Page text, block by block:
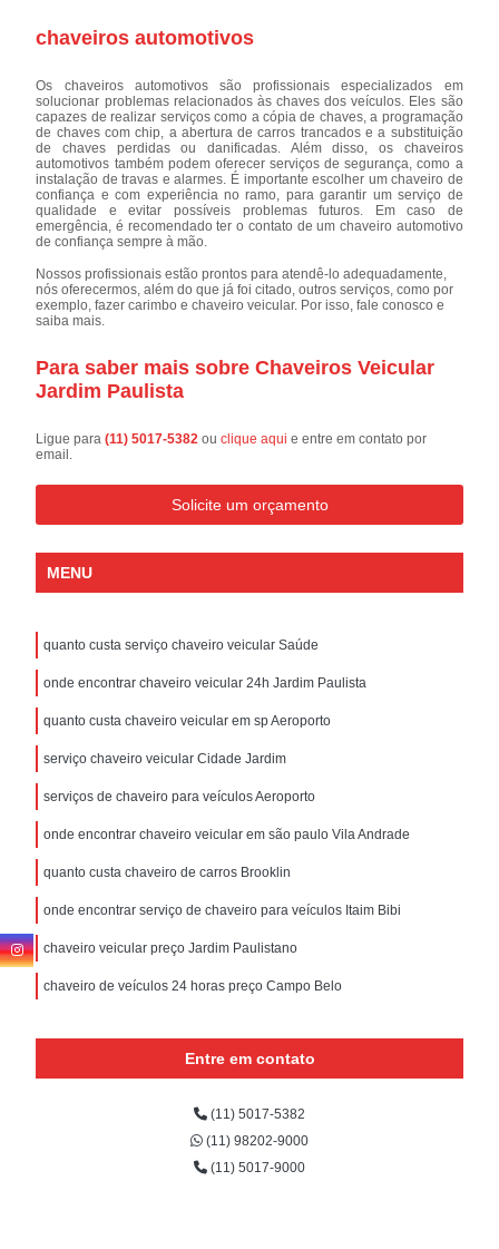
chaveiros automotivos
Os chaveiros automotivos são profissionais especializados em
solucionar problemas relacionados às chaves dos veículos. Eles são
capazes de realizar serviços como a cópia de chaves, a programação
de chaves com chip, a abertura de carros trancados e a substituição
de chaves perdidas ou danificadas. Além disso, os chaveiros
automotivos também podem oferecer serviços de segurança, como a
instalação de travas e alarmes. É importante escolher um chaveiro de
confiança e com experiência no ramo, para garantir um serviço de
qualidade e evitar possíveis problemas futuros. Em caso de
emergência, é recomendado ter o contato de um chaveiro automotivo
de confiança sempre à mão.
Nossos profissionais estão prontos para atendê-lo adequadamente,
nós oferecermos, além do que já foi citado, outros serviços, como por
exemplo, fazer carimbo e chaveiro veicular. Por isso, fale conosco e
saiba mais.
Para saber mais sobre Chaveiros Veicular
Jardim Paulista
Ligue para(11) 5017-5382ouclique aqui e entre em contato por
email.
Solicite um orçamento
MENU
quanto custa serviço chaveiro veicular Saúde
onde encontrar chaveiro veicular 24h Jardim Paulista
quanto custa chaveiro veicular em sp Aeroporto
serviço chaveiro veicular Cidade Jardim
serviços de chaveiro para veículos Aeroporto
onde encontrar chaveiro veicular em são paulo Vila Andrade
quanto custa chaveiro de carros Brooklin
onde encontrar serviço de chaveiro para veículos Itaim Bibi
chaveiro veicular preço Jardim Paulistano
chaveiro de veículos 24 horas preço Campo Belo
Entre em contato
(11) 5017-5382
(11) 98202-9000
(11) 5017-9000